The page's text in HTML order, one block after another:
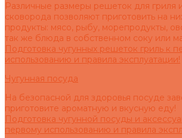
Различные размеры решеток для гриля
сковорода позволяют приготовить на
продукты: мясо, рыбу, морепродукты,
так же блюда в собственном соку или
Подготовка чугунных решеток гриль к
использованию и правила эксплуатации!
Чугунная посуда
На безопасной для здоровья посуде
приготовите ароматную и вкусную еду!
Подготовка чугунной посуды и
первому использованию и правила